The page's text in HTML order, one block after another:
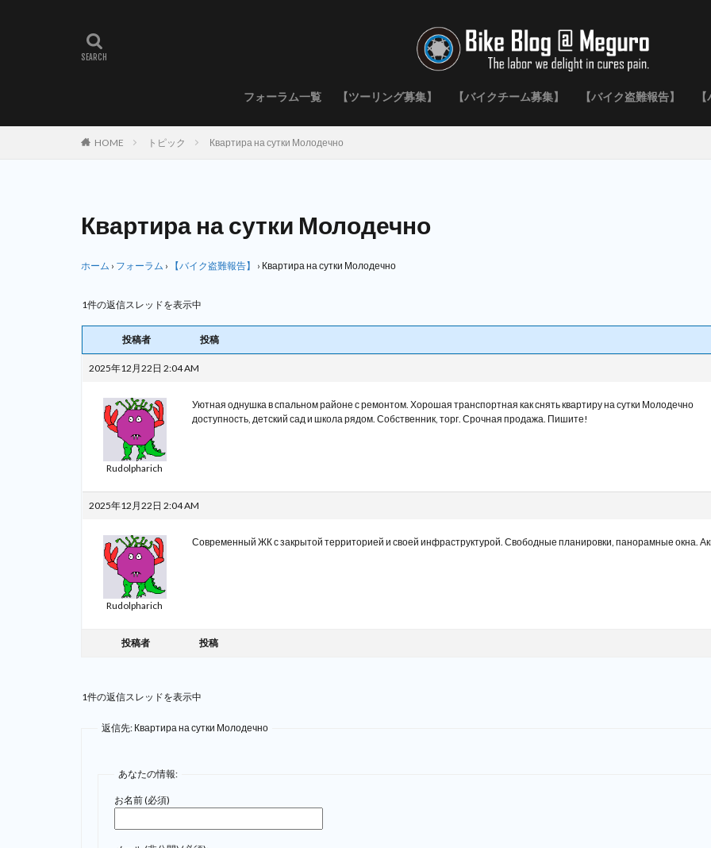
フォーラム一覧 【ツーリング募集】 【バイクチーム募集】 【バイク盗難報告】
HOME トピック Квартира на сутки Молодечно
Квартира на сутки Молодечно
ホーム › フォーラム › 【バイク盗難報告】 › Квартира на сутки Молодечно
1件の返信スレッドを表示中
投稿者 投稿
2025年12月22日 2:04 AM
Rudolpharich
Уютная однушка в спальном районе с ремонтом. Хорошая транспортная как снять квартиру на сутки Молодечно
доступность, детский сад и школа рядом. Собственник, торг. Срочная продажа. Пишите!
2025年12月22日 2:04 AM
Rudolpharich
Современный ЖК с закрытой территорией и своей инфраструктурой. Свободные планировки, панорамные окна.
投稿者 投稿
1件の返信スレッドを表示中
返信先: Квартира на сутки Молодечно
あなたの情報:
お名前 (必須)